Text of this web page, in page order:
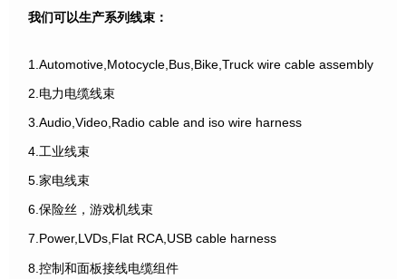
我们可以生产系列线束：
1.Automotive,Motocycle,Bus,Bike,Truck wire cable assembly
2.电力电缆线束
3.Audio,Video,Radio cable and iso wire harness
4.工业线束
5.家电线束
6.保险丝，游戏机线束
7.Power,LVDs,Flat RCA,USB cable harness
8.控制和面板接线电缆组件